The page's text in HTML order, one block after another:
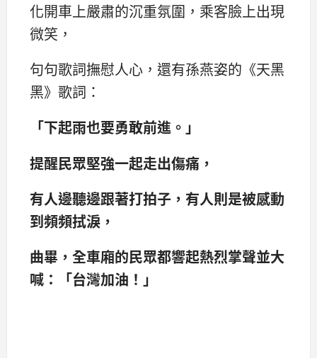
化開車上嚴肅的沉重氛圍，乘客臉上出現
微笑，
句句歌詞撫慰人心，還有孫燕姿的《天黑
黑》歌詞：
「下起雨也要勇敢前進。」
提醒民眾堅強一起走出傷痛，
有人邊聽邊跟著打拍子，有人則是被感動
到頻頻拭淚，
曲畢，全車廂的民眾都響起熱烈掌聲並大
喊：「台灣加油！」